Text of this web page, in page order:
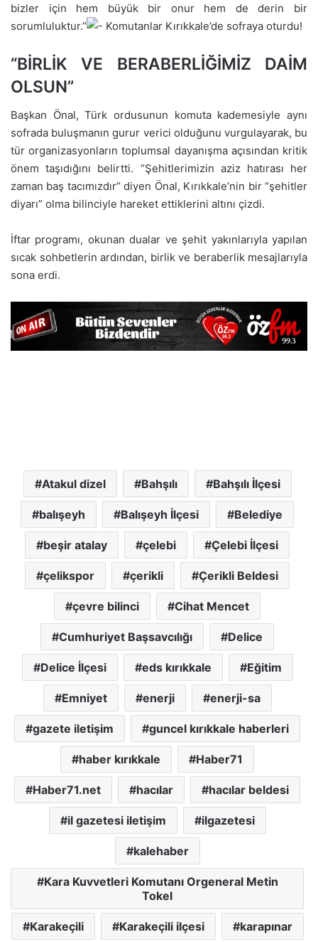
bizler için hem büyük bir onur hem de derin bir
sorumluluktur.”
“BİRLİK VE BERABERLİĞİMİZ DAİM
OLSUN”
Başkan Önal, Türk ordusunun komuta kademesiyle aynı
sofrada buluşmanın gurur verici olduğunu vurgulayarak, bu
tür organizasyonların toplumsal dayanışma açısından kritik
önem taşıdığını belirtti. “Şehitlerimizin aziz hatırası her
zaman baş tacımızdır” diyen Önal, Kırıkkale’nin bir “şehitler
diyarı” olma bilinciyle hareket ettiklerini altını çizdi.​​
İftar programı, okunan dualar ve şehit yakınlarıyla yapılan
sıcak sohbetlerin ardından, birlik ve beraberlik mesajlarıyla
sona erdi.
Atakul dizel Bahşılı Bahşılı İlçesi
balışeyh Balışeyh İlçesi Belediye
beşir atalay çelebi Çelebi İlçesi
çelikspor çerikli Çerikli Beldesi
çevre bilinci Cihat Mencet
Cumhuriyet Başsavcılığı Delice
Delice İlçesi eds kırıkkale Eğitim
Emniyet enerji enerji-sa
gazete iletişim guncel kırıkkale haberleri
haber kırıkkale Haber71
Haber71.net hacılar hacılar beldesi
il gazetesi iletişim ilgazetesi
kalehaber
Kara Kuvvetleri Komutanı Orgeneral Metin
Tokel
Karakeçili Karakeçili ilçesi karapınar